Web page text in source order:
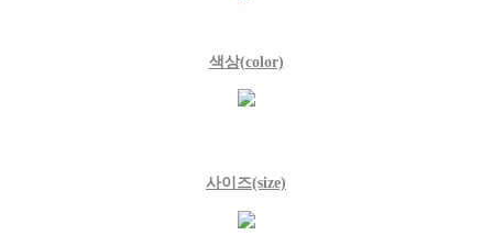
색상(color)
사이즈(size)